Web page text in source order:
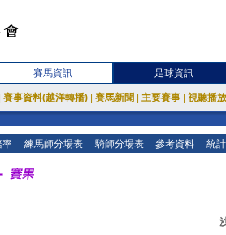
賽馬資訊 足球資訊
賽事資料(越洋轉播) 賽馬新聞 主要賽事 視聽播
率 練馬師分場表 騎師分場表 參考資料 統